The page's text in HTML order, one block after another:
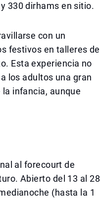
330 dirhams en sitio.
con un
festivos en talleres de
Esta experiencia no
los adultos una gran
infancia, aunque
al forecourt de
Abierto del 13 al 28
(hasta la 1